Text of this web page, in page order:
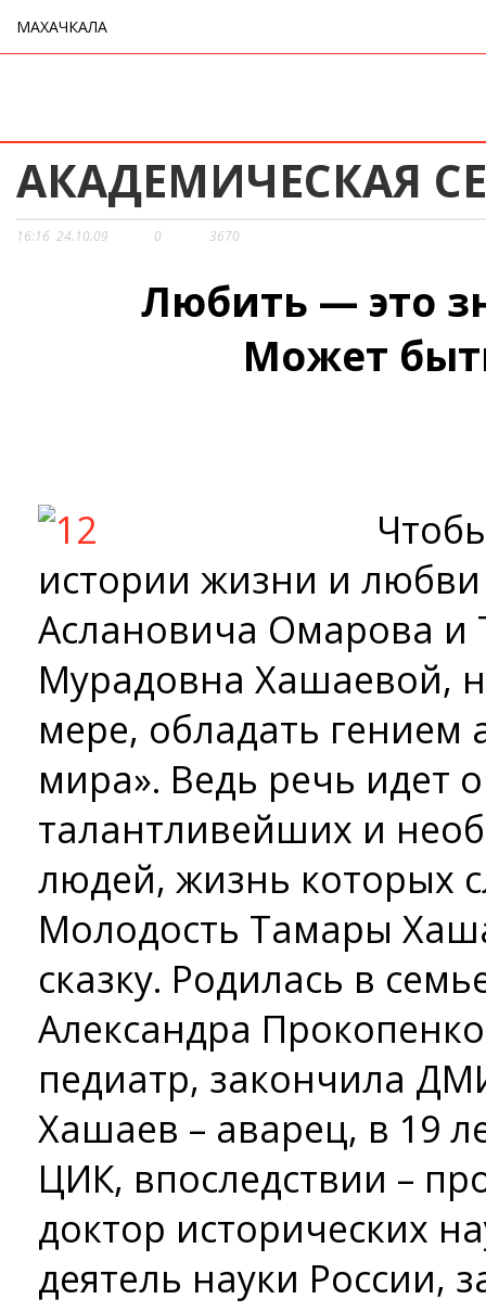
МАХАЧКАЛА
АКАДЕМИЧЕСКАЯ
16:16 24.10.09 0 3670
Любить — это
Может
истории жизни и
Аслановича Омарова
Мурадовна Хашаевой,
мере, обладать гением
мира». Ведь речь идет
талантливейших и
людей, жизнь которых
Молодость Тамары
сказку. Родилась в
Александра
педиатр, закончила
Хашаев – аварец, в 19
ЦИК, впоследствии –
доктор исторических
деятель науки России,